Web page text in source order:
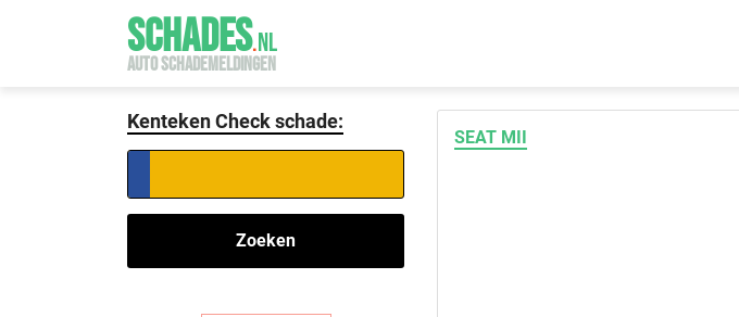
SCHADES.NL
AUTO SCHADEMELDINGEN
Kenteken Check schade:
Zoeken
SEAT MII